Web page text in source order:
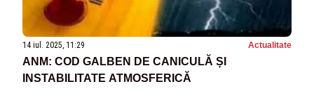
14 iul. 2025, 11:29 Actualitate
ANM: COD GALBEN DE CANICULĂ ȘI
INSTABILITATE ATMOSFERICĂ